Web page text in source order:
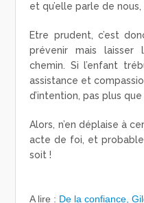
et qu’elle parle de
Etre prudent, c’est
prévenir mais laisser
chemin. Si l’enfant
assistance et
d’intention, pas plus
Alors, n’en déplaise à
acte de foi, et
soit !
A lire : De la confiance,